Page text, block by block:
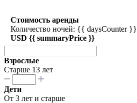
Стоимость аренды
Количество ночей: {{ daysCounter }}
USD {{ summaryPrice }}
Взрослые
Старше 13 лет
Дети
От 3 лет и старше